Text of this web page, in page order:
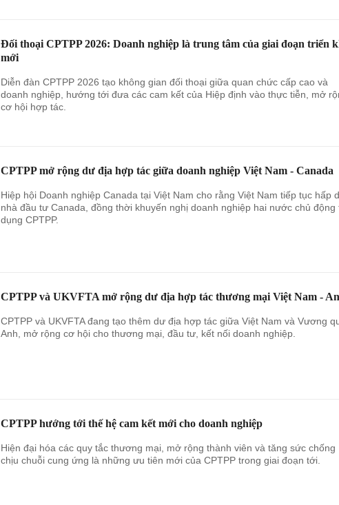
Đối thoại CPTPP 2026: Doanh nghiệp là trung tâm của giai đoạn triển
mới
Diễn đàn CPTPP 2026 tạo không gian đối thoại giữa quan chức cấp cao và
doanh nghiệp, hướng tới đưa các cam kết của Hiệp định vào thực tiễn, mở
cơ hội hợp tác.
CPTPP mở rộng dư địa hợp tác giữa doanh nghiệp Việt Nam - Canada
Hiệp hội Doanh nghiệp Canada tại Việt Nam cho rằng Việt Nam tiếp tục hấp
nhà đầu tư Canada, đồng thời khuyến nghị doanh nghiệp hai nước chủ động
dụng CPTPP.
CPTPP và UKVFTA mở rộng dư địa hợp tác thương mại Việt Nam -
CPTPP và UKVFTA đang tạo thêm dư địa hợp tác giữa Việt Nam và Vương
Anh, mở rộng cơ hội cho thương mại, đầu tư, kết nối doanh nghiệp.
CPTPP hướng tới thế hệ cam kết mới cho doanh nghiệp
Hiện đại hóa các quy tắc thương mại, mở rộng thành viên và tăng sức chống
chịu chuỗi cung ứng là những ưu tiên mới của CPTPP trong giai đoạn tới.